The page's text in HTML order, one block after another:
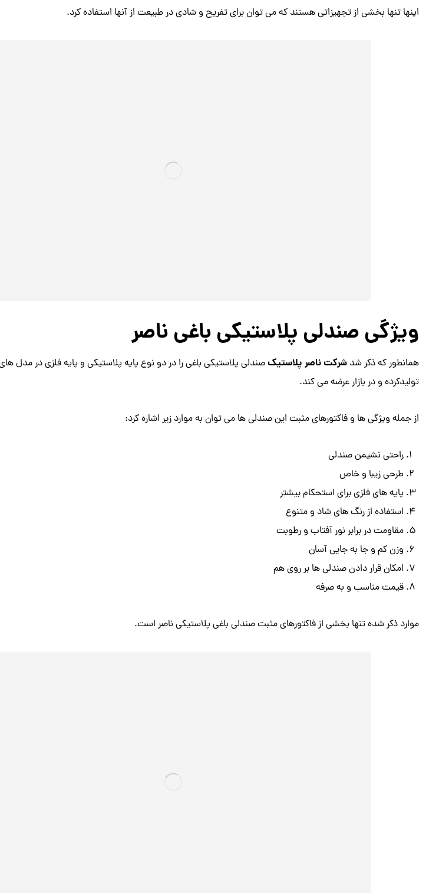
اینها تنها بخشی از تجهیزاتی هستند که می توان برای تفریح و شادی در طبیعت از آنها استفاده کرد.
ویژگی صندلی پلاستیکی باغی ناصر
همانطور که ذکر شد شرکت ناصر پلاستیکصندلی پلاستیکی باغی را در دو نوع پایه پلاستیکی و پایه فلزی در مدل
تولیدکرده و در بازار عرضه می کند.
از جمله ویژگی ها و فاکتورهای مثبت این صندلی ها می توان به موارد زیر اشاره کرد:
راحتی نشیمن صندلی
طرحی زیبا و خاص
پایه های فلزی برای استحکام بیشتر
استفاده از رنگ های شاد و متنوع
مقاومت در برابر نور آفتاب و رطوبت
وزن کم و جا به جایی آسان
امکان قرار دادن صندلی ها بر روی هم
قیمت مناسب و به صرفه
موارد ذکر شده تنها بخشی از فاکتورهای مثبت صندلی باغی پلاستیکی ناصر است.